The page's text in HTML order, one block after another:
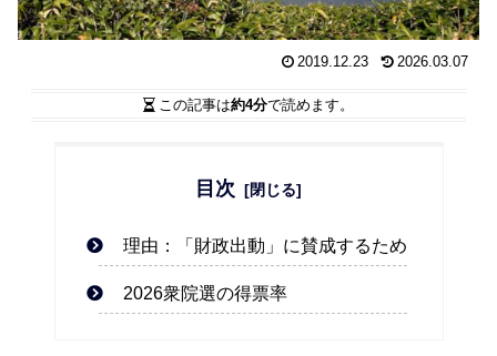
2019.12.23 2026.03.07
この記事は約4分で読めます。
目次
理由：「財政出動」に賛成するため
2026衆院選の得票率